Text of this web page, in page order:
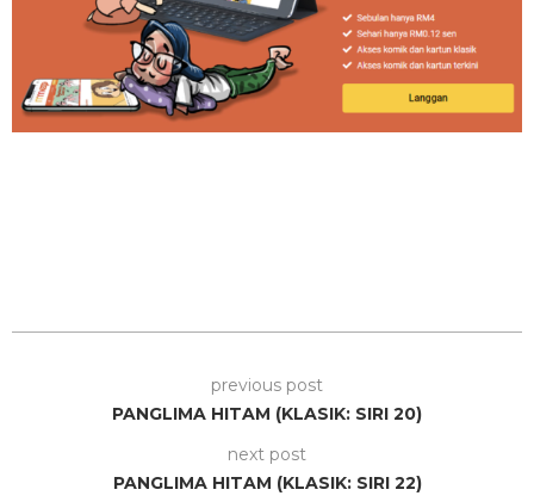
previous post
PANGLIMA HITAM (KLASIK: SIRI 20)
next post
PANGLIMA HITAM (KLASIK: SIRI 22)